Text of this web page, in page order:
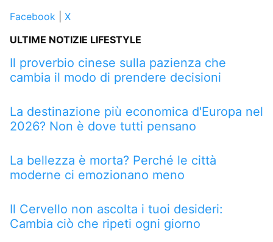
Facebook
X
ULTIME NOTIZIE LIFESTYLE
Il proverbio cinese sulla pazienza che
cambia il modo di prendere decisioni
La destinazione più economica d'Europa nel
2026? Non è dove tutti pensano
La bellezza è morta? Perché le città
moderne ci emozionano meno
Il Cervello non ascolta i tuoi desideri:
Cambia ciò che ripeti ogni giorno